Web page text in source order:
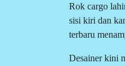
Rok cargo
sisi kiri dan
terbaru
Desainer kini